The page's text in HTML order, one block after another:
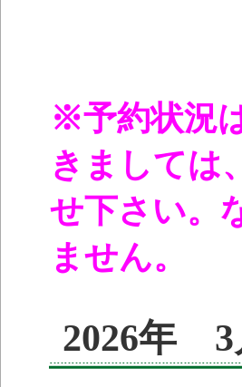
※予約状況
きましては
せ下さい。
ません。
2026年 3